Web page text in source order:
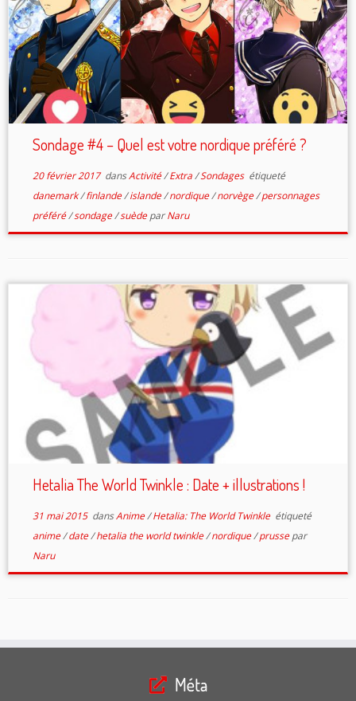
Sondage #4 – Quel est votre nordique préféré ?
20 février 2017dansActivité/Extra/Sondages étiqueté
danemark/finlande/islande/nordique/norvège/personnages
préféré/sondage/suèdeparNaru
Hetalia The World Twinkle : Date + illustrations !
31 mai 2015dansAnime/Hetalia: The World Twinkle étiqueté
anime/date/hetalia the world twinkle/nordique/prussepar
Naru
Méta